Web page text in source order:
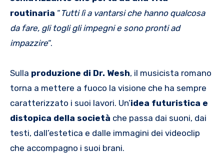
routinaria “ Tutti lì a vantarsi che hanno qualcosa
da fare, gli togli gli impegni e sono pronti ad
impazzire“.
Sulla produzione di Dr. Wesh, il musicista romano
torna a mettere a fuoco la visione che ha sempre
caratterizzato i suoi lavori. Un’idea futuristica e
distopica della società che passa dai suoni, dai
testi, dall’estetica e dalle immagini dei videoclip
che accompagno i suoi brani.